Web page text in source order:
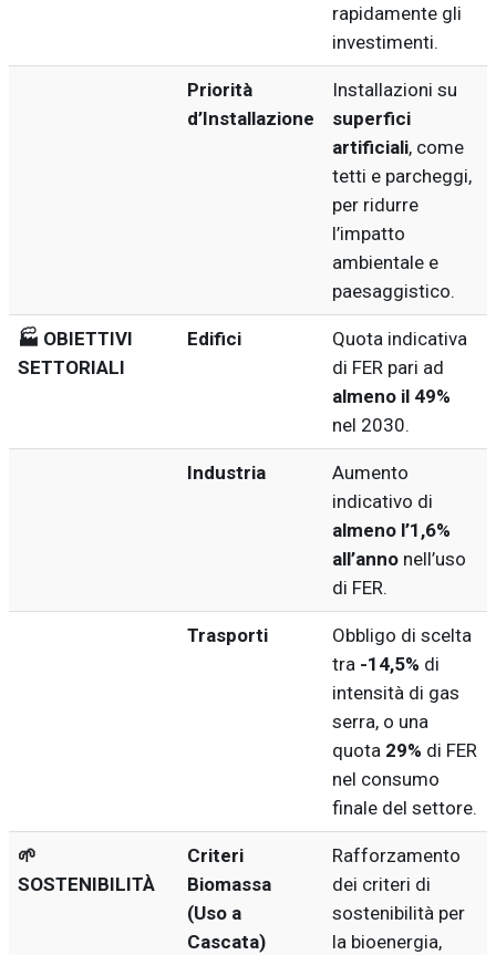
rapidamente gli
investimenti.
Priorità
d’Installazione
Installazioni su
superfici
artificiali, come
tetti e parcheggi,
per ridurre
l’impatto
ambientale e
paesaggistico.
🏭 OBIETTIVI
SETTORIALI
Edifici
Quota indicativa
di FER pari ad
almeno il 49%
nel 2030.
Industria
Aumento
indicativo di
almeno l’1,6%
all’anno nell’uso
di FER.
Trasporti
Obbligo di scelta
tra -14,5% di
intensità di gas
serra, o una
quota 29% di FER
nel consumo
finale del settore.
🌱
SOSTENIBILITÀ
Criteri
Biomassa
(Uso a
Cascata)
Rafforzamento
dei criteri di
sostenibilità per
la bioenergia,